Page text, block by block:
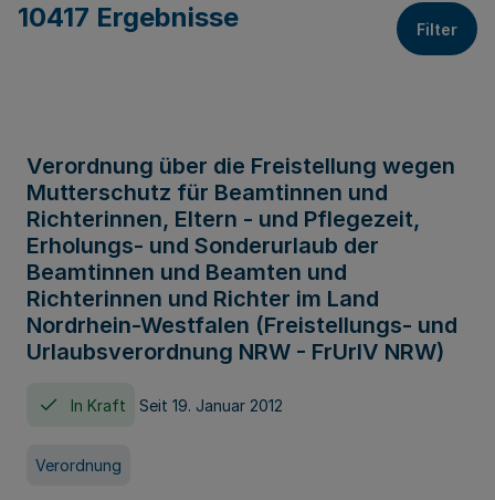
10417 Ergebnisse Filter
Verordnung über die Freistellung wegen
Mutterschutz für Beamtinnen und
Richterinnen, Eltern - und Pflegezeit,
Erholungs- und Sonderurlaub der
Beamtinnen und Beamten und
Richterinnen und Richter im Land
Nordrhein-Westfalen (Freistellungs- und
Urlaubsverordnung NRW - FrUrlV NRW)
In Kraft Seit 19. Januar 2012
Verordnung